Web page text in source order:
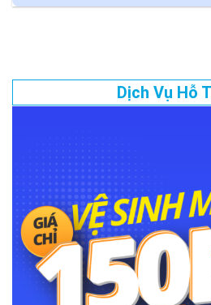
Dịch Vụ Hỗ